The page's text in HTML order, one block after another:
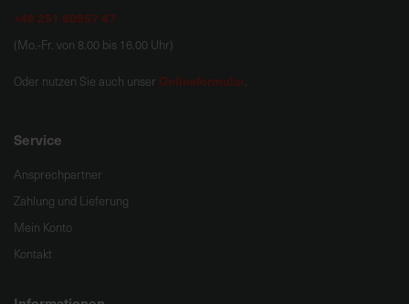
+49 251 60957 47
(Mo.-Fr. von 8.00 bis 16.00 Uhr)
Oder nutzen Sie auch unser Onlineformular.
Service
Ansprechpartner
Zahlung und Lieferung
Mein Konto
Kontakt